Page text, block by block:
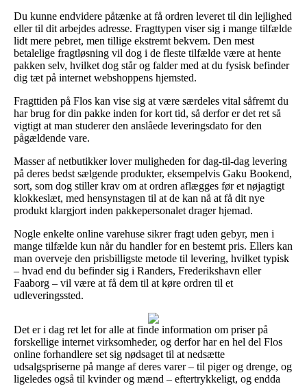
Du kunne endvidere påtænke at få ordren leveret til din lejlighed
eller til dit arbejdes adresse. Fragttypen viser sig i mange tilfælde
lidt mere pebret, men tillige ekstremt bekvem. Den mest
betalelige fragtløsning vil dog i de fleste tilfælde være at hente
pakken selv, hvilket dog står og falder med at du fysisk befinder
dig tæt på internet webshoppens hjemsted.
Fragttiden på Flos kan vise sig at være særdeles vital såfremt du
har brug for din pakke inden for kort tid, så derfor er det ret så
vigtigt at man studerer den anslåede leveringsdato for den
pågældende vare.
Masser af netbutikker lover muligheden for dag-til-dag levering
på deres bedst sælgende produkter, eksempelvis Gaku Bookend,
sort, som dog stiller krav om at ordren aflægges før et nøjagtigt
klokkeslæt, med hensynstagen til at de kan nå at få dit nye
produkt klargjort inden pakkepersonalet drager hjemad.
Nogle enkelte online varehuse sikrer fragt uden gebyr, men i
mange tilfælde kun når du handler for en bestemt pris. Ellers kan
man overveje den prisbilligste metode til levering, hvilket typisk
– hvad end du befinder sig i Randers, Frederikshavn eller
Faaborg – vil være at få dem til at køre ordren til et
udleveringssted.
Det er i dag ret let for alle at finde information om priser på
forskellige internet virksomheder, og derfor har en hel del Flos
online forhandlere set sig nødsaget til at nedsætte
udsalgspriserne på mange af deres varer – til piger og drenge, og
ligeledes også til kvinder og mænd – eftertrykkeligt, og endda